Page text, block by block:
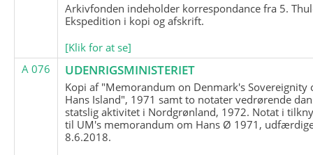
Arkivfonden indeholder korrespondance fra 5.
Ekspedition i kopi og afskrift.
[Klik for at se]
A 076
UDENRIGSMINISTERIET
Kopi af "Memorandum on Denmark's Sovereignity
Hans Island", 1971 samt to notater vedrørende
statslig aktivitet i Nordgrønland, 1972. Notat i
til UM's memorandum om Hans Ø 1971,
8.6.2018.